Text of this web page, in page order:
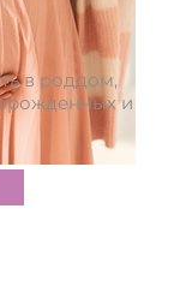
в роддом,
и